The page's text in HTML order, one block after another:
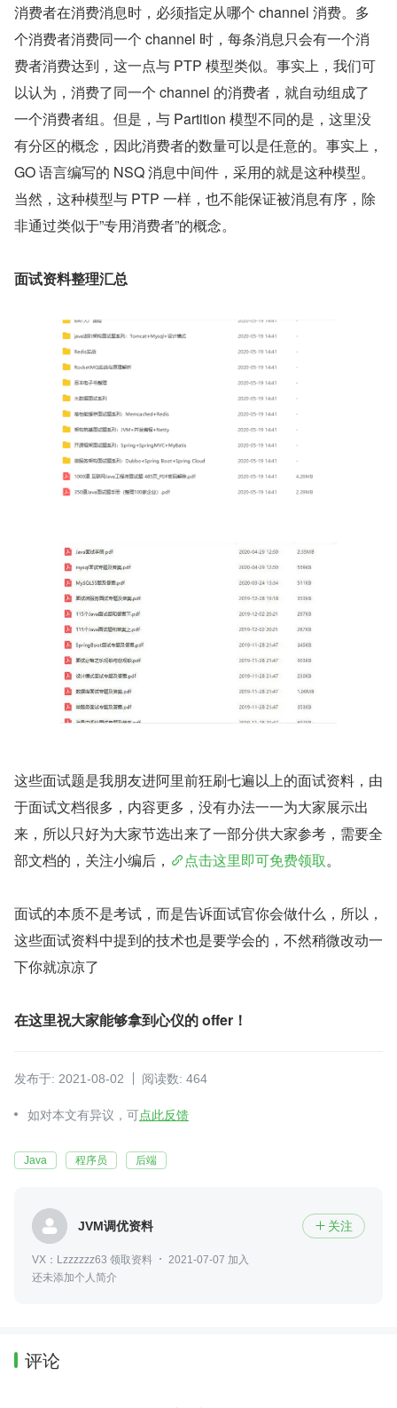
消费者在消费消息时，必须指定从哪个 channel 消费。多
个消费者消费同一个 channel 时，每条消息只会有一个消
费者消费达到，这一点与 PTP 模型类似。事实上，我们可
以认为，消费了同一个 channel 的消费者，就自动组成了
一个消费者组。但是，与 Partition 模型不同的是，这里没
有分区的概念，因此消费者的数量可以是任意的。事实上，
GO 语言编写的 NSQ 消息中间件，采用的就是这种模型。
当然，这种模型与 PTP 一样，也不能保证被消息有序，除
非通过类似于”专用消费者”的概念。
面试资料整理汇总
这些面试题是我朋友进阿里前狂刷七遍以上的面试资料，由
于面试文档很多，内容更多，没有办法一一为大家展示出
来，所以只好为大家节选出来了一部分供大家参考，需要全
部文档的，关注小编后，
点击这里即可免费领取。
面试的本质不是考试，而是告诉面试官你会做什么，所以，
这些面试资料中提到的技术也是要学会的，不然稍微改动一
下你就凉凉了
在这里祝大家能够拿到心仪的 offer！
发布于: 2021-08-02 阅读数: 464
如对本文有异议，可点此反馈
Java 程序员 后端
JVM调优资料  关注
VX：Lzzzzzz63 领取资料
2021-07-07 加入
还未添加个人简介
评论